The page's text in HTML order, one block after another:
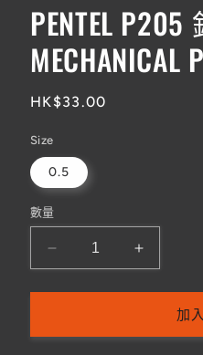
中
開
啟
多
體
案
1
PENTEL
MECHANICAL
定
HK$33.00
Size
0.5
數量
PENTEL
P205
PENTEL
P205
加